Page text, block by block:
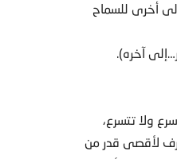
أخرى للسماح
آخره).
ولا تتسرع،
لأقصى قدر من